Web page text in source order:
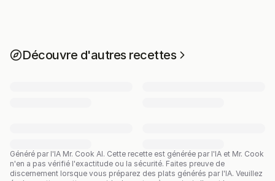
Découvre d'autres recettes
Généré par l'IA Mr. Cook AI. Cette recette est générée par l'IA et Mr. Cook
n'en a pas vérifié l'exactitude ou la sécurité. Faites preuve de
discernement lorsque vous préparez des plats générés par l'IA. Veuillez